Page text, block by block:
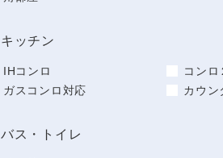
キッチン
IHコンロ
コンロ
ガスコンロ対応
カウン
バス・トイレ